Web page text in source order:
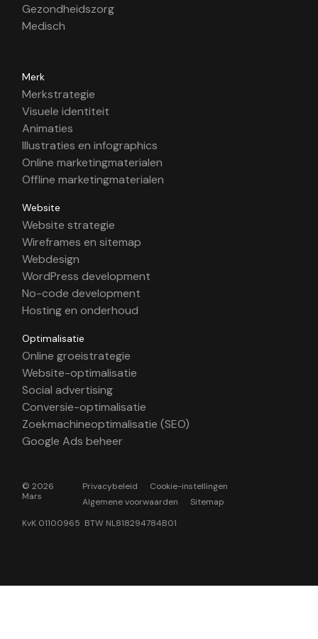
Gezondheidszorg
Medisch
Merk
Merkstrategie
Visuele identiteit
Animaties
Illustraties en infographics
Online marketingmaterialen
Offline marketingmaterialen
Website
Website strategie
Wireframes en sitemap
Webdesign
WordPress development
No-code development
Hosting en onderhoud
Optimalisatie
Online groeistrategie
Website-optimalisatie
Social advertising
Conversie-optimalisatie
Zoekmachineoptimalisatie (SEO)
Google Ads beheer
© 2026
Mars
Privacybeleid
Cookie-instellingen
Algemene voorwaarden
Sitemap
KvK 01100965 BTW NL818294784B01